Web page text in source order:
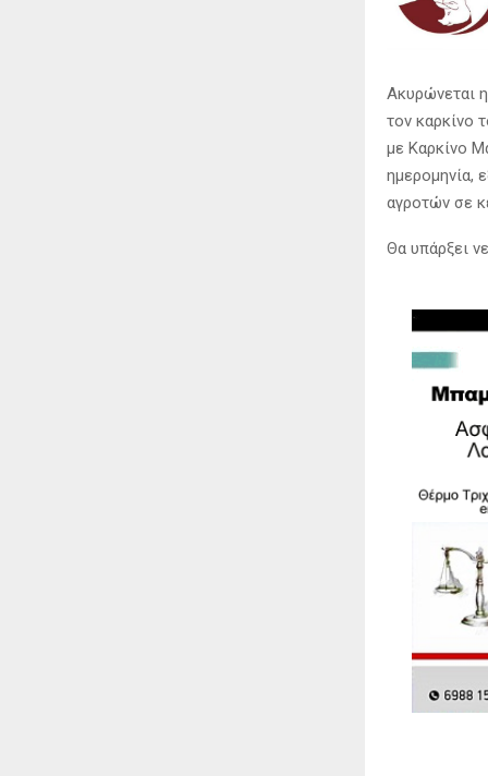
Ακυρώνεται
τον καρκίνο
με Καρκίνο
ημερομηνία,
αγροτών σε
Θα υπάρξει